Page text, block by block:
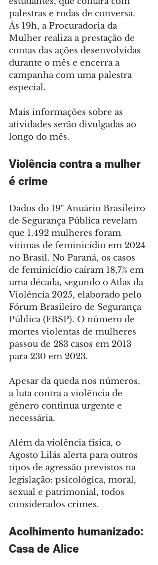
palestras e rodas de conversa.
Às 19h, a Procuradoria da
Mulher realiza a prestação de
contas das ações desenvolvidas
durante o mês e encerra a
campanha com uma palestra
especial.
Mais informações sobre as
atividades serão divulgadas ao
longo do mês.
Violência contra a mulher
é crime
Dados do 19º Anuário Brasileiro
de Segurança Pública revelam
que 1.492 mulheres foram
vítimas de feminicídio em 2024
no Brasil. No Paraná, os casos
de feminicídio caíram 18,7% em
uma década, segundo o Atlas da
Violência 2025, elaborado pelo
Fórum Brasileiro de Segurança
Pública (FBSP). O número de
mortes violentas de mulheres
passou de 283 casos em 2013
para 230 em 2023.
Apesar da queda nos números,
a luta contra a violência de
gênero continua urgente e
necessária.
Além da violência física, o
Agosto Lilás alerta para outros
tipos de agressão previstos na
legislação: psicológica, moral,
sexual e patrimonial, todos
considerados crimes.
Acolhimento humanizado:
Casa de Alice